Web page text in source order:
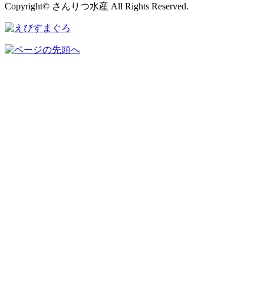
Copyright© さんりつ水産 All Rights Reserved.